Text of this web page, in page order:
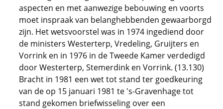
aspecten en met aanwezige bebouwing en voorts
moet inspraak van belanghebbenden gewaarborgd
zijn. Het wetsvoorstel was in 1974 ingediend door
de ministers Westerterp, Vredeling, Gruijters en
Vorrink en in 1976 in de Tweede Kamer verdedigd
door Westerterp, Stemerdink en Vorrink. (13.130)
Bracht in 1981 een wet tot stand ter goedkeuring
van de op 15 januari 1981 te 's-Gravenhage tot
stand gekomen briefwisseling over een